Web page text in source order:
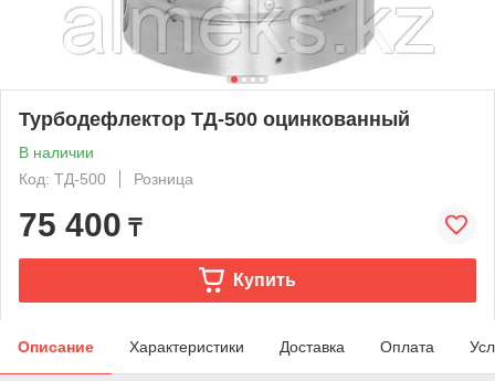
Турбодефлектор ТД-500 оцинкованный
В наличии
Код: ТД-500
Розница
75 400 ₸
Купить
Описание Характеристики Доставка Оплата